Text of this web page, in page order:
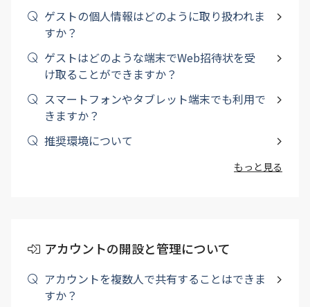
ゲストの個人情報はどのように取り扱われま
すか？
ゲストはどのような端末でWeb招待状を受
け取ることができますか？
スマートフォンやタブレット端末でも利用で
きますか？
推奨環境について
もっと見る
アカウントの開設と管理について
アカウントを複数人で共有することはできま
すか？